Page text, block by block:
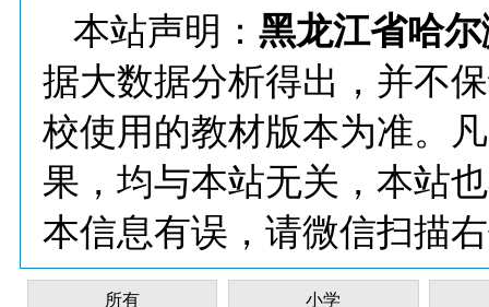
本站声明： 黑龙江省哈
据大数据分析得出，并不
校使用的教材版本为准。
果，均与本站无关，本站
本信息有误，请微信扫描
所有 小学